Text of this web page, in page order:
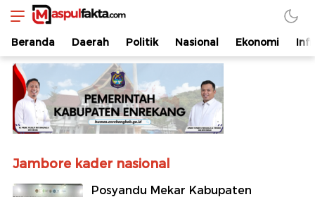
maspulfakta.com
Lokal Mendunia
Beranda Daerah Politik Nasional Ekonomi
Jambore kader nasional
Posyandu Mekar Kabupaten